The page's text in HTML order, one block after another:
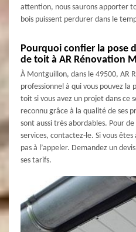
attention, nous saurons apporter
bois puissent perdurer dans le
Pourquoi confier la pose
de toit à AR Rénovation
À Montguillon, dans le 49500, AR
professionnel à qui vous pouvez la
toit si vous avez un projet dans ce
reconnu grâce à la qualité de ses
sont aussi très abordables. Pour
services, contactez-le. Si vous
pas à l’appeler. Demandez un
ses tarifs.